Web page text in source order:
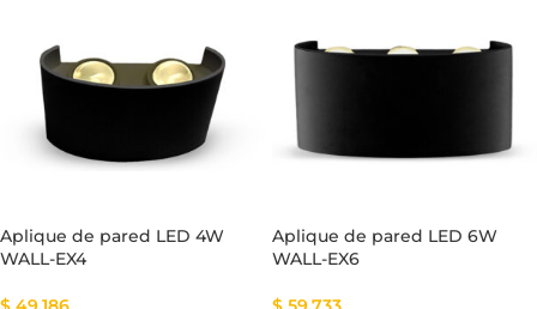
Aplique de pared LED 4W
WALL-EX4
Aplique de pared LED 6W
WALL-EX6